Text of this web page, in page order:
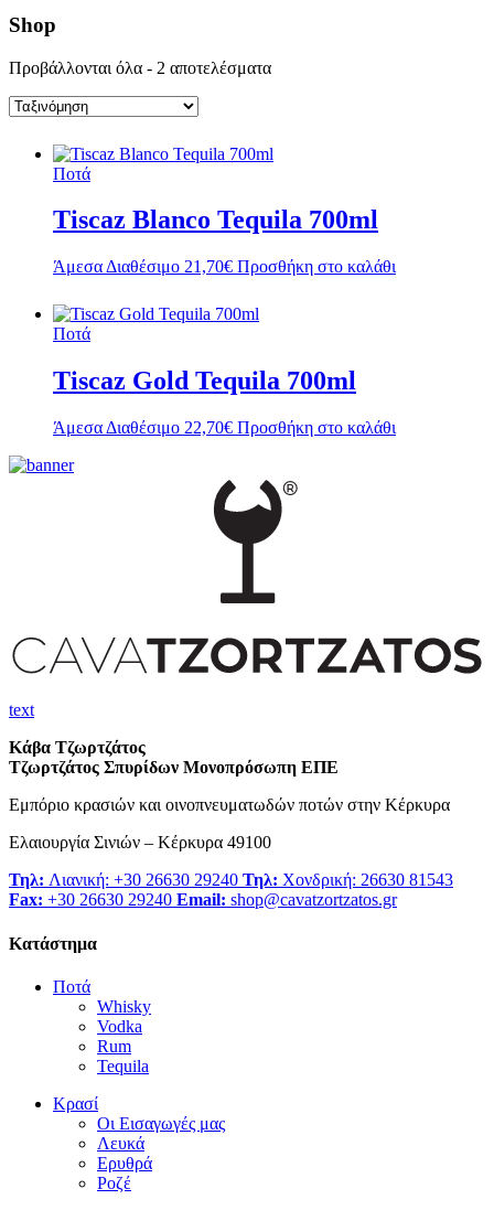
Shop
Προβάλλονται όλα - 2 αποτελέσματα
Ποτά
Tiscaz Blanco Tequila 700ml
Άμεσα Διαθέσιμο 21,70€ Προσθήκη στο καλάθι
Ποτά
Tiscaz Gold Tequila 700ml
Άμεσα Διαθέσιμο 22,70€ Προσθήκη στο καλάθι
text
Κάβα Τζωρτζάτος
Τζωρτζάτος Σπυρίδων Μονοπρόσωπη ΕΠΕ
Εμπόριο κρασιών και οινοπνευματωδών ποτών στην Κέρκυρα
Ελαιουργία Σινιών – Κέρκυρα 49100
Τηλ: Λιανική: +30 26630 29240 Τηλ: Χονδρική: 26630 81543
Fax: +30 26630 29240 Email: shop@cavatzortzatos.gr
Κατάστημα
Ποτά
Whisky
Vodka
Rum
Tequila
Κρασί
Οι Εισαγωγές μας
Λευκά
Ερυθρά
Ροζέ